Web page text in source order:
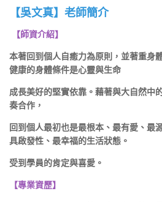
【吳文真】老師簡介
【師資介紹】
本著回到個人自癒力為原則，並著重身
健康的身體條件是心靈與生命
成長美好的堅實依靠。藉著與大自然中
奏合作，
回到個人最初也是最根本、最有愛、最
具啟發性、最幸福的生活狀態。
受到學員的肯定與喜愛。
【專業資歷】